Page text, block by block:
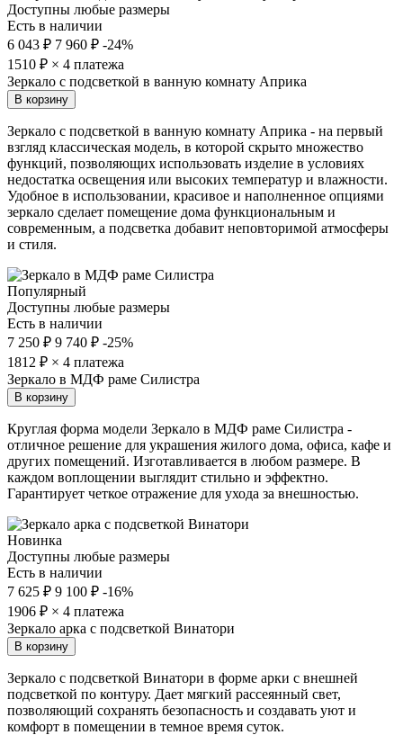
Доступны любые размеры
Есть в наличии
6 043 ₽ 7 960 ₽ -24%
1510 ₽ × 4 платежа
Зеркало с подсветкой в ванную комнату Априка
В корзину
Зеркало с подсветкой в ванную комнату Априка - на первый
взгляд классическая модель, в которой скрыто множество
функций, позволяющих использовать изделие в условиях
недостатка освещения или высоких температур и влажности.
Удобное в использовании, красивое и наполненное опциями
зеркало сделает помещение дома функциональным и
современным, а подсветка добавит неповторимой атмосферы
и стиля.
Популярный
Доступны любые размеры
Есть в наличии
7 250 ₽ 9 740 ₽ -25%
1812 ₽ × 4 платежа
Зеркало в МДФ раме Силистра
В корзину
Круглая форма модели Зеркало в МДФ раме Силистра -
отличное решение для украшения жилого дома, офиса, кафе и
других помещений. Изготавливается в любом размере. В
каждом воплощении выглядит стильно и эффектно.
Гарантирует четкое отражение для ухода за внешностью.
Новинка
Доступны любые размеры
Есть в наличии
7 625 ₽ 9 100 ₽ -16%
1906 ₽ × 4 платежа
Зеркало арка с подсветкой Винатори
В корзину
Зеркало с подсветкой Винатори в форме арки с внешней
подсветкой по контуру. Дает мягкий рассеянный свет,
позволяющий сохранять безопасность и создавать уют и
комфорт в помещении в темное время суток.